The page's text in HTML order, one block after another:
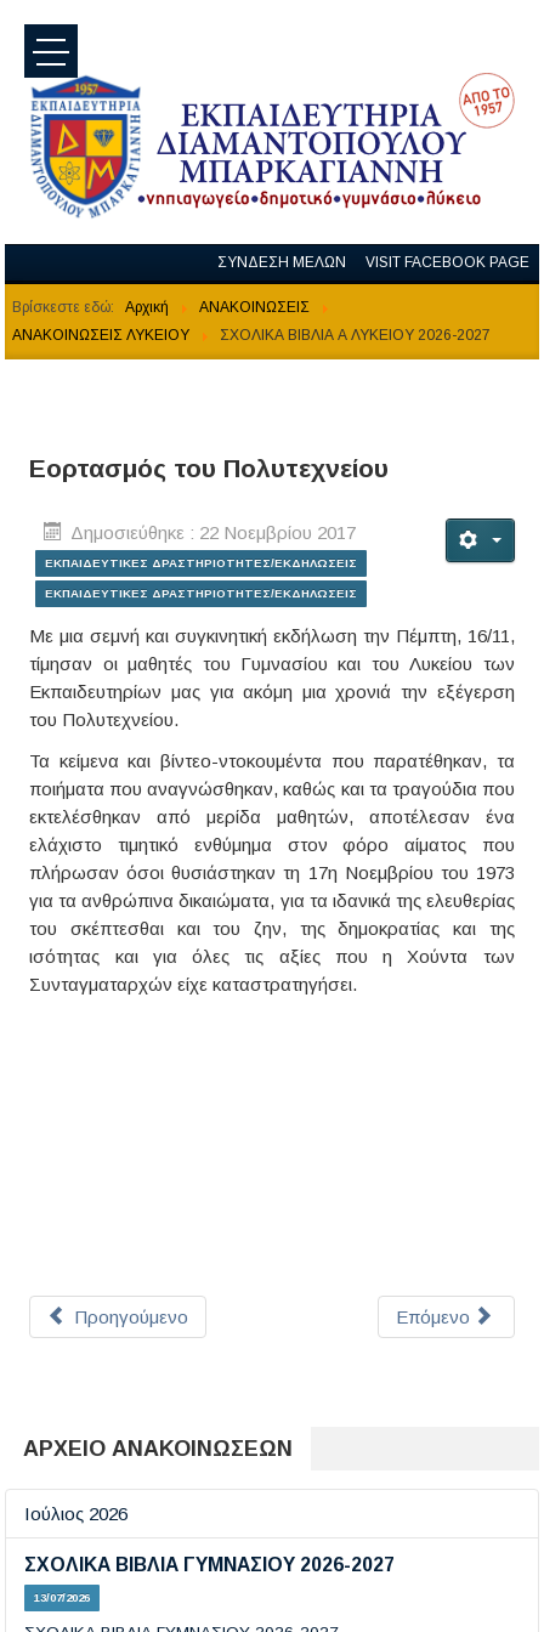
ΣΥΝΔΕΣΗ ΜΕΛΩΝ VISIT FACEBOOK PAGE
Βρίσκεστε εδώ: Αρχική
ΑΝΑΚΟΙΝΩΣΕΙΣ
ΑΝΑΚΟΙΝΩΣΕΙΣ ΛΥΚΕΙΟΥ
ΣΧΟΛΙΚΑ ΒΙΒΛΙΑ Α ΛΥΚΕΙΟΥ 2026-2027
Εορτασμός του Πολυτεχνείου
Δημοσιεύθηκε : 22 Νοεμβρίου 2017
ΕΚΠΑΙΔΕΥΤΙΚΕΣ ΔΡΑΣΤΗΡΙΟΤΗΤΕΣ/ΕΚΔΗΛΩΣΕΙΣ
ΕΚΠΑΙΔΕΥΤΙΚΕΣ ΔΡΑΣΤΗΡΙΟΤΗΤΕΣ/ΕΚΔΗΛΩΣΕΙΣ
Με μια σεμνή και συγκινητική εκδήλωση την Πέμπτη, 16/11,
τίμησαν οι μαθητές του Γυμνασίου και του Λυκείου των
Εκπαιδευτηρίων μας για ακόμη μια χρονιά την εξέγερση
του Πολυτεχνείου.
Τα κείμενα και βίντεο-ντοκουμέντα που παρατέθηκαν, τα
ποιήματα που αναγνώσθηκαν, καθώς και τα τραγούδια που
εκτελέσθηκαν από μερίδα μαθητών, αποτέλεσαν ένα
ελάχιστο τιμητικό ενθύμημα στον φόρο αίματος που
πλήρωσαν όσοι θυσιάστηκαν τη 17η Νοεμβρίου του 1973
για τα ανθρώπινα δικαιώματα, για τα ιδανικά της ελευθερίας
του σκέπτεσθαι και του ζην, της δημοκρατίας και της
ισότητας και για όλες τις αξίες που η Χούντα των
Συνταγματαρχών είχε καταστρατηγήσει.
Προηγούμενο Επόμενο
ΑΡΧΕΙΟ ΑΝΑΚΟΙΝΩΣΕΩΝ
Ιούλιος 2026
ΣΧΟΛΙΚΑ ΒΙΒΛΙΑ ΓΥΜΝΑΣΙΟΥ 2026-2027
13/07/2026